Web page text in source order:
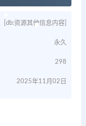
[db:资源其他信息内容]
永久
298
2025年11月02日